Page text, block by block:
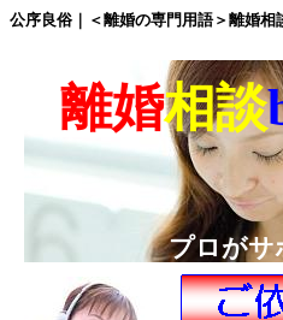
公序良俗｜＜離婚の専門用語＞離婚相
離婚相談
プロがサ